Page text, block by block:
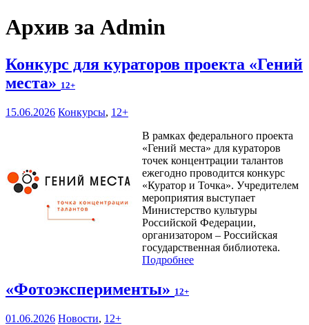
Архив за Admin
Конкурс для кураторов проекта «Гений
места» 12+
15.06.2026 Конкурсы, 12+
В рамках федерального проекта
«Гений места» для кураторов
точек концентрации талантов
ежегодно проводится конкурс
«Куратор и Точка». Учредителем
мероприятия выступает
Министерство культуры
Российской Федерации,
организатором – Российская
государственная библиотека.
Подробнее
«Фотоэксперименты» 12+
01.06.2026 Новости, 12+